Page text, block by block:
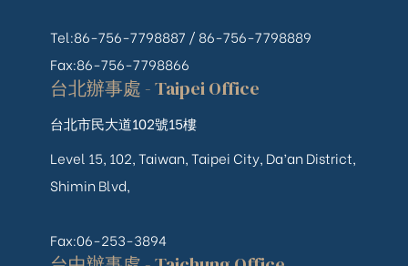
Tel:86-756-7798887 / 86-756-7798889
Fax:86-756-7798866
台北辦事處 - Taipei Office
台北市民大道102號15樓
Level 15, 102, Taiwan, Taipei City, Da’an District,
Shimin Blvd,
Fax:06-253-3894